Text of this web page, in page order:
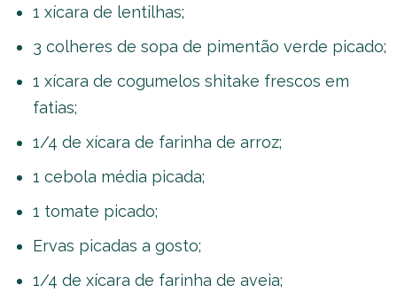
1 xícara de lentilhas;
3 colheres de sopa de pimentão verde picado;
1 xícara de cogumelos shitake frescos em
fatias;
1/4 de xícara de farinha de arroz;
1 cebola média picada;
1 tomate picado;
Ervas picadas a gosto;
1/4 de xícara de farinha de aveia;